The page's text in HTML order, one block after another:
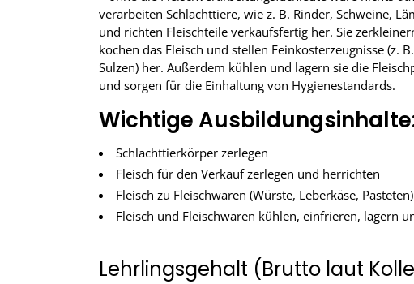
verarbeiten Schlachttiere, wie z. B. Rinder, Schweine,
und richten Fleischteile verkaufsfertig her. Sie
kochen das Fleisch und stellen Feinkosterzeugnisse (z.
Sulzen) her. Außerdem kühlen und lagern sie die
und sorgen für die Einhaltung von Hygienestandards.
Wichtige
Schlachttierkörper zerlegen
Fleisch für den Verkauf zerlegen und herrichten
Fleisch zu Fleischwaren (Würste, Leberkäse,
Fleisch und Fleischwaren kühlen, einfrieren, lagern
Lehrlingsgehalt (Brutto laut